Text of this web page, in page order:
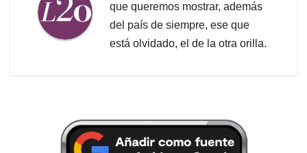
que queremos mostrar, además
del país de siempre, ese que
está olvidado, el de la otra orilla.